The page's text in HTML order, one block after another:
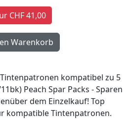
CHF 41,00
Tintenpatronen kompatibel zu 5
Peach Spar Packs - Sparen
dem Einzelkauf! Top
kompatible Tintenpatronen.